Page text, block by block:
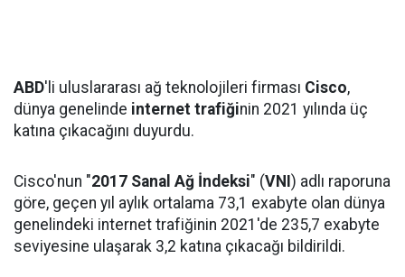
ABD'li uluslararası ağ teknolojileri firması Cisco,
dünya genelinde internet trafiğinin 2021 yılında üç
katına çıkacağını duyurdu.
Cisco'nun "2017 Sanal Ağ İndeksi" (VNI ) adlı raporuna
göre, geçen yıl aylık ortalama 73,1 exabyte olan dünya
genelindeki internet trafiğinin 2021'de 235,7 exabyte
seviyesine ulaşarak 3,2 katına çıkacağı bildirildi.